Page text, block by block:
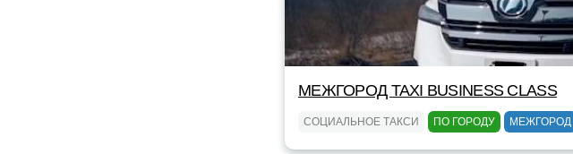
МЕЖГОРОД TAXI BUSINESS CLASS
СОЦИАЛЬНОЕ ТАКСИ ПО ГОРОДУ МЕЖГОРОД